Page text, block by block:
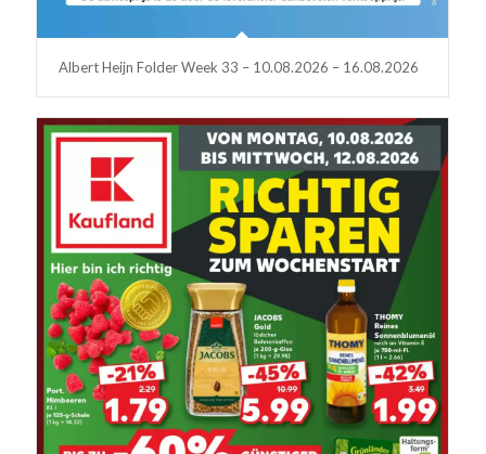
Albert Heijn Folder Week 33 – 10.08.2026 – 16.08.2026